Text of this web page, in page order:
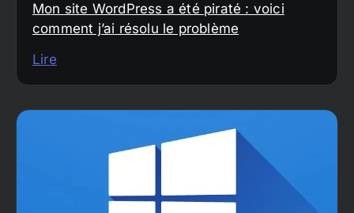
Mon site WordPress a été piraté : voici
comment j’ai résolu le problème
Lire